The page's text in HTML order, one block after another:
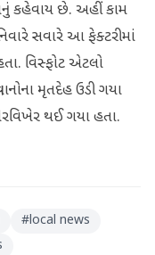
કહેવાય છે. અહીં કામ
સવારે આ ફેક્ટરીમાં
વિસ્ફોટ એટલો
મૃતદેહ ઉડી ગયા
થઈ ગયા હતા.
#local news